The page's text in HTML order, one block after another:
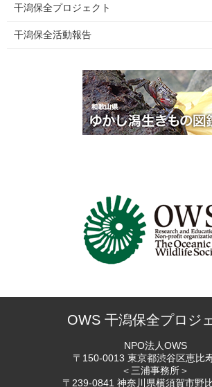
干潟保全プロジェクト
干潟保全活動報告
OWS 干潟保全プロジ
NPO法人OWS
〒150-0013 東京都渋谷区恵比
＜三浦事務所＞
〒239-0841 神奈川県横須賀市野